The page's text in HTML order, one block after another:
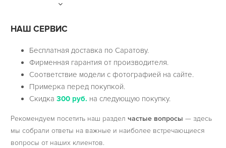
НАШ СЕРВИС
Бесплатная доставка по Саратову.
Фирменная гарантия от производителя.
Соответствие модели с фотографией на сайте.
Примерка перед покупкой.
Скидка300 руб. на следующую покупку.
Рекомендуем посетить наш раздел частые вопросы — здесь
мы собрали ответы на важные и наиболее встречающиеся
вопросы от наших клиентов.